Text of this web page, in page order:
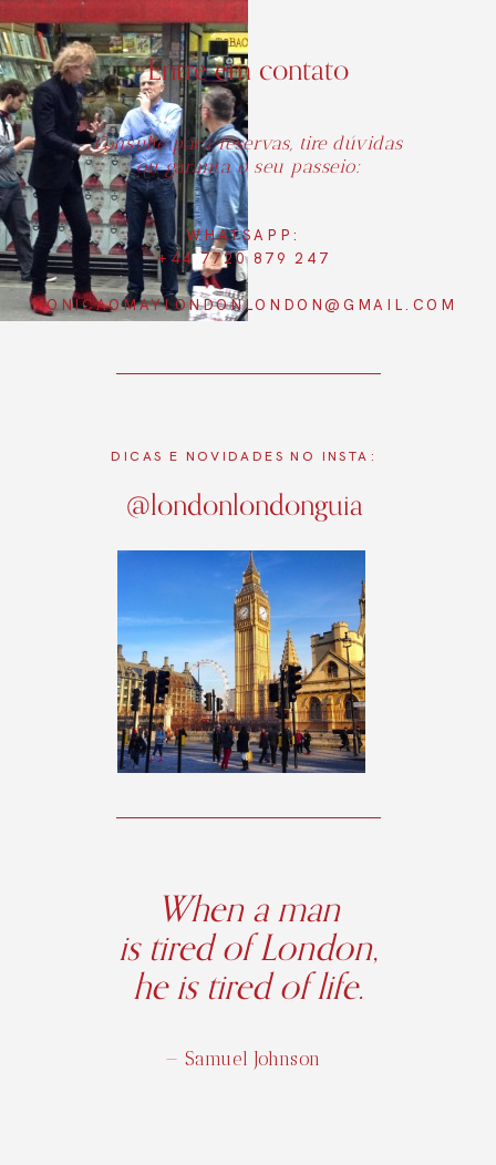
DICAS E NOVIDADES NO INSTA:
When a man
is tired of London,
he is tired of life.
Entre em contato
@londonlondonguia
Consulte para reservas, tire dúvidas
ou garanta o seu passeio:
WHATSAPP:
+44 7720 879 247
MONICAOMAYLONDONLONDON@GMAIL.COM
— Samuel Johnson